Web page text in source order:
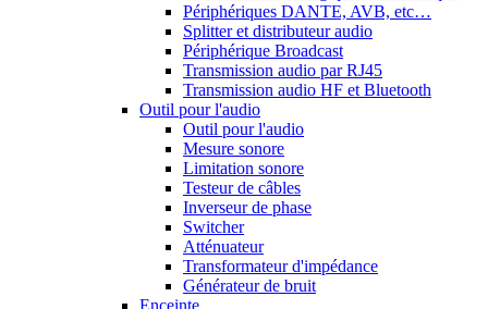
Périphériques DANTE, AVB, etc…
Splitter et distributeur audio
Périphérique Broadcast
Transmission audio par RJ45
Transmission audio HF et Bluetooth
Outil pour l'audio
Outil pour l'audio
Mesure sonore
Limitation sonore
Testeur de câbles
Inverseur de phase
Switcher
Atténuateur
Transformateur d'impédance
Générateur de bruit
Enceinte